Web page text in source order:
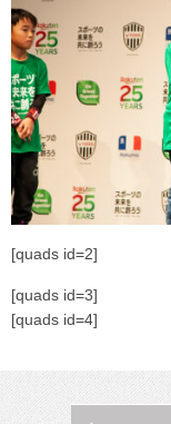
[quads id=2]
[quads id=3]
[quads id=4]